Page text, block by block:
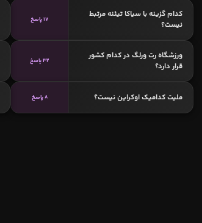
کدام گزینه با سیاکا تیئنه مرتبط
نیست؟
17 پاسخ
ورزشگاه رت ورلگ در کدام کشور
قرار دارد؟
32 پاسخ
ملیت کدامیک اوکراین نیست؟ 8 پاسخ